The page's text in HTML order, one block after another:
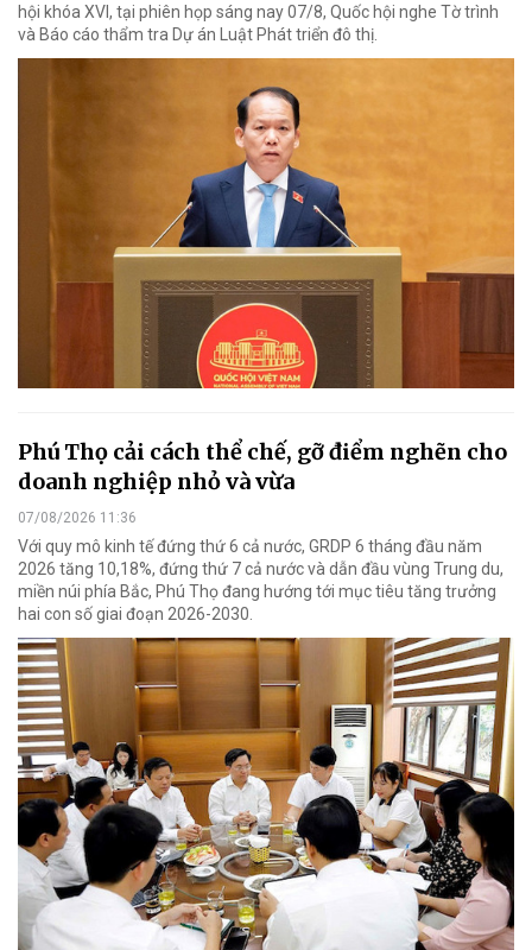
hội khóa XVI, tại phiên họp sáng nay 07/8, Quốc hội nghe Tờ trình
và Báo cáo thẩm tra Dự án Luật Phát triển đô thị.
Phú Thọ cải cách thể chế, gỡ điểm nghẽn cho
doanh nghiệp nhỏ và vừa
07/08/2026 11:36
Với quy mô kinh tế đứng thứ 6 cả nước, GRDP 6 tháng đầu năm
2026 tăng 10,18%, đứng thứ 7 cả nước và dẫn đầu vùng Trung du,
miền núi phía Bắc, Phú Thọ đang hướng tới mục tiêu tăng trưởng
hai con số giai đoạn 2026-2030.